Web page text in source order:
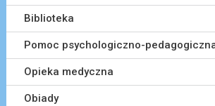
Biblioteka
Pomoc psychologiczno-
Opieka medyczna
Obiady